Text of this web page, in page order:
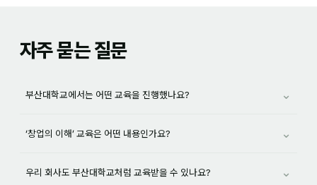
자주 묻는 질문
부산대학교에서는 어떤 교육을 진행했나요? ⌄
‘창업의 이해’ 교육은 어떤 내용인가요? ⌄
우리 회사도 부산대학교처럼 교육받을 수 있나요? ⌄